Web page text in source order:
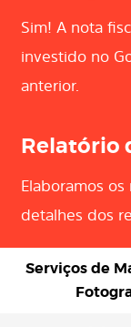
Sim! A nota
investido no
anterior.
Relatório
Elaboramos
detalhes dos
Serviços de